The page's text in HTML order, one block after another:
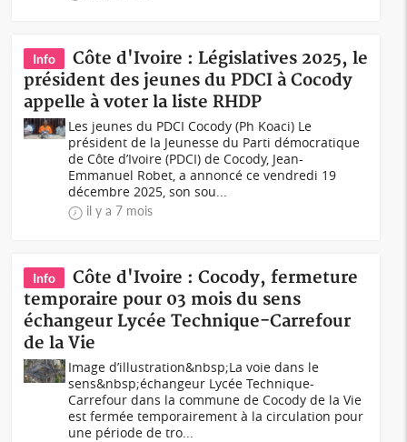
Info
Côte d'Ivoire : Législatives 2025, le
président des jeunes du PDCI à Cocody
appelle à voter la liste RHDP
Les jeunes du PDCI Cocody (Ph Koaci) Le
président de la Jeunesse du Parti démocratique
de Côte d’Ivoire (PDCI) de Cocody, Jean-
Emmanuel Robet, a annoncé ce vendredi 19
décembre 2025, son sou...
il y a 7 mois
Info
Côte d'Ivoire : Cocody, fermeture
temporaire pour 03 mois du sens
échangeur Lycée Technique-Carrefour
de la Vie
Image d’illustration&nbsp;La voie dans le
sens&nbsp;échangeur Lycée Technique-
Carrefour dans la commune de Cocody de la Vie
est fermée temporairement à la circulation pour
une période de tro...